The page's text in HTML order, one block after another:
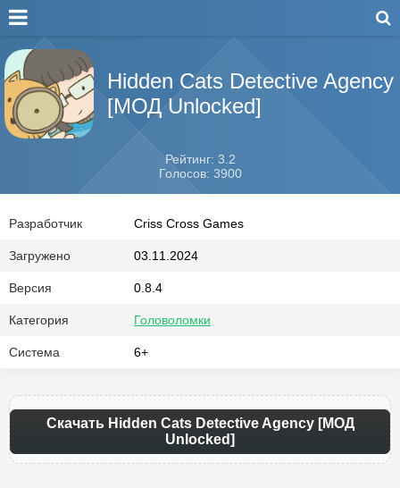
Hidden Cats Detective Agency
[МОД Unlocked]
Рейтинг: 3.2
Голосов: 3900
Разработчик Criss Cross Games
Загружено 03.11.2024
Версия 0.8.4
Категория Головоломки
Система 6+
Скачать Hidden Cats Detective Agency [МОД
Unlocked]